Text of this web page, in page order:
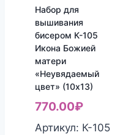
Набор для
вышивания
бисером К-105
Икона Божией
матери
«Неувядаемый
цвет» (10х13)
770.00₽
Артикул: К-105